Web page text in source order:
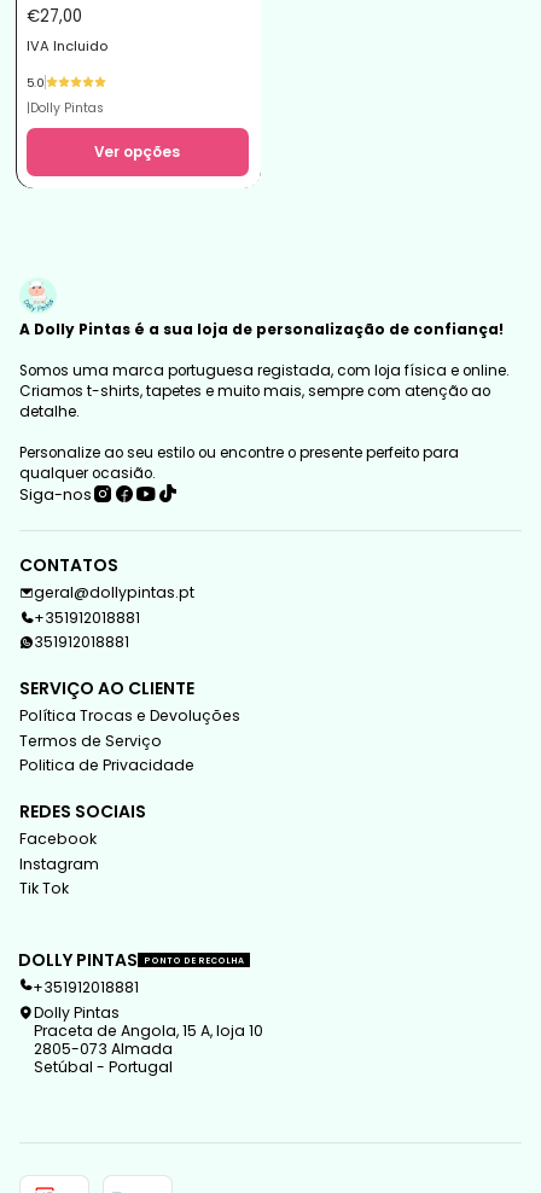
€27,00
IVA Incluido
5.0
|Dolly Pintas
Ver opções
A Dolly Pintas é a sua loja de personalização de confiança!
Somos uma marca portuguesa registada, com loja física e online.
Criamos t-shirts, tapetes e muito mais, sempre com atenção ao
detalhe.
Personalize ao seu estilo ou encontre o presente perfeito para
qualquer ocasião.
Siga-nos
CONTATOS
geral@dollypintas.pt
+351912018881
351912018881
SERVIÇO AO CLIENTE
Política Trocas e Devoluções
Termos de Serviço
Politica de Privacidade
REDES SOCIAIS
Facebook
Instagram
Tik Tok
DOLLY PINTAS PONTO DE RECOLHA
+351912018881
Dolly Pintas
Praceta de Angola, 15 A, loja 10
2805-073 Almada
Setúbal - Portugal